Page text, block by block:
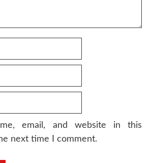
email, and website in this
next time I comment.